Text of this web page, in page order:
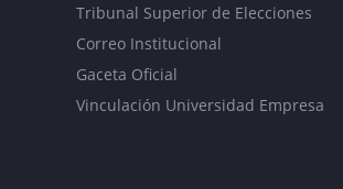
Tribunal Superior de Elecciones
Correo Institucional
Gaceta Oficial
Vinculación Universidad Empresa